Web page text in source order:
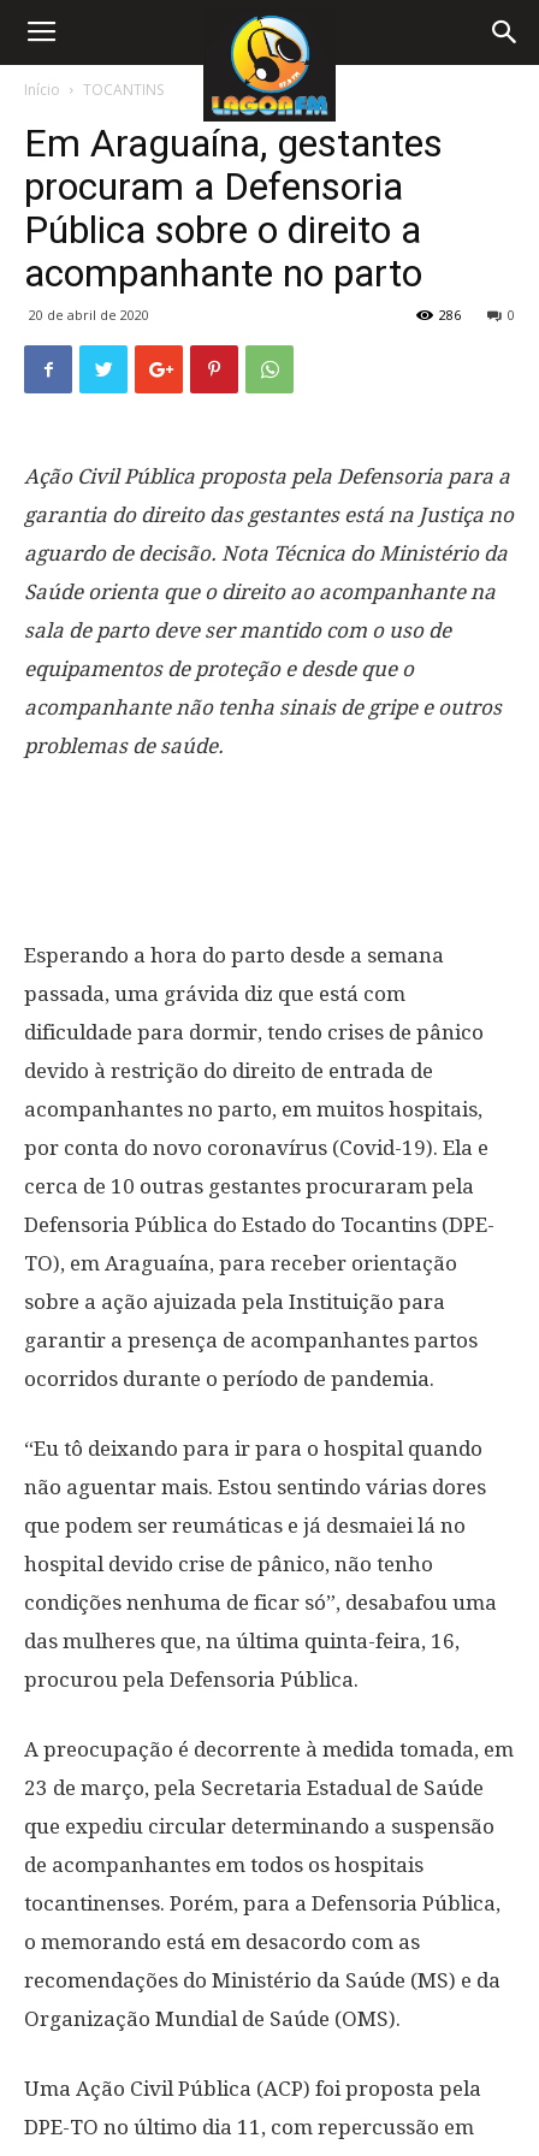
Início TOCANTINS
Em Araguaína, gestantes
procuram a Defensoria
Pública sobre o direito a
acompanhante no parto
20 de abril de 2020 0
286
Ação Civil Pública proposta pela Defensoria para a
garantia do direito das gestantes está na Justiça no
aguardo de decisão. Nota Técnica do Ministério da
Saúde orienta que o direito ao acompanhante na
sala de parto deve ser mantido com o uso de
equipamentos de proteção e desde que o
acompanhante não tenha sinais de gripe e outros
problemas de saúde.
Esperando a hora do parto desde a semana
passada, uma grávida diz que está com
dificuldade para dormir, tendo crises de pânico
devido à restrição do direito de entrada de
acompanhantes no parto, em muitos hospitais,
por conta do novo coronavírus (Covid-19). Ela e
cerca de 10 outras gestantes procuraram pela
Defensoria Pública do Estado do Tocantins (DPE-
TO), em Araguaína, para receber orientação
sobre a ação ajuizada pela Instituição para
garantir a presença de acompanhantes partos
ocorridos durante o período de pandemia.
“Eu tô deixando para ir para o hospital quando
não aguentar mais. Estou sentindo várias dores
que podem ser reumáticas e já desmaiei lá no
hospital devido crise de pânico, não tenho
condições nenhuma de ficar só”, desabafou uma
das mulheres que, na última quinta-feira, 16,
procurou pela Defensoria Pública.
A preocupação é decorrente à medida tomada, em
23 de março, pela Secretaria Estadual de Saúde
que expediu circular determinando a suspensão
de acompanhantes em todos os hospitais
tocantinenses. Porém, para a Defensoria Pública,
o memorando está em desacordo com as
recomendações do Ministério da Saúde (MS) e da
Organização Mundial de Saúde (OMS).
Uma Ação Civil Pública (ACP) foi proposta pela
DPE-TO no último dia 11, com repercussão em